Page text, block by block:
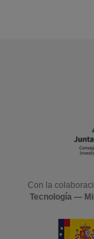
Con la
Tecnología —